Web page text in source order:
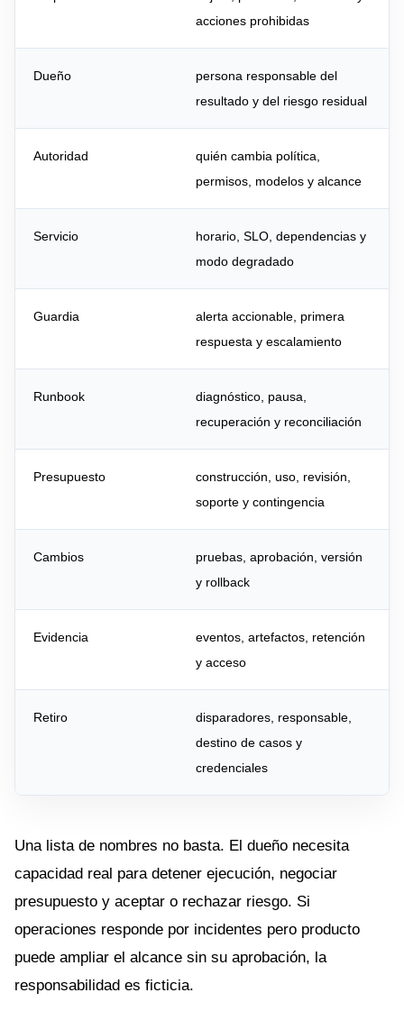
acciones prohibidas
Dueño
persona responsable del
resultado y del riesgo residual
Autoridad
quién cambia política,
permisos, modelos y alcance
Servicio
horario, SLO, dependencias y
modo degradado
Guardia
alerta accionable, primera
respuesta y escalamiento
Runbook
diagnóstico, pausa,
recuperación y reconciliación
Presupuesto
construcción, uso, revisión,
soporte y contingencia
Cambios
pruebas, aprobación, versión
y rollback
Evidencia
eventos, artefactos, retención
y acceso
Retiro
disparadores, responsable,
destino de casos y
credenciales
Una lista de nombres no basta. El dueño necesita
capacidad real para detener ejecución, negociar
presupuesto y aceptar o rechazar riesgo. Si
operaciones responde por incidentes pero producto
puede ampliar el alcance sin su aprobación, la
responsabilidad es ficticia.